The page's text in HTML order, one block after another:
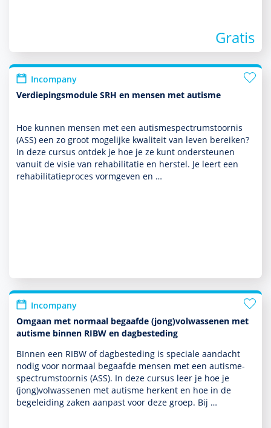
Gratis
Incompany
Verdiepingsmodule SRH en mensen met autisme
Hoe kunnen mensen met een autisme­spectrum­stoor­nis
(ASS) een zo groot moge­lijke kwaliteit van leven bereiken?
In deze cursus ontdek je hoe je ze kunt onder­steunen
vanuit de visie van rehabi­li­ta­tie en herstel. Je leert een
rehabi­li­ta­tieproces vorm­geven en …
Incompany
Omgaan met normaal begaafde (jong)volwassenen met
autisme binnen RIBW en dagbesteding
BInnen een RIBW of dagbesteding is speciale aan­dacht
nodig voor normaal begaafde mensen met een autisme­
spectrum­stoor­nis (ASS). In deze cursus leer je hoe je
(jong)vol­was­senen met autisme herkent en hoe in de
bege­lei­ding zaken aanpast voor deze groep. Bij …